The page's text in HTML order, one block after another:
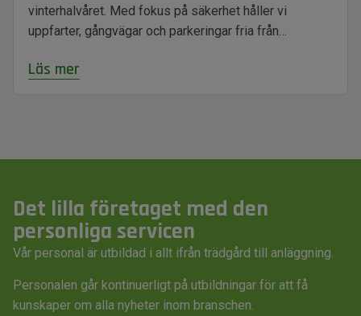
vinterhalvåret. Med fokus på säkerhet håller vi
uppfarter, gångvägar och parkeringar fria från…
Läs mer
Det lilla företaget med den
personliga servicen
Vår personal är utbildad i allt ifrån trädgård till anläggning.
Personalen går kontinuerligt på utbildningar för att få
kunskaper om alla nyheter inom branschen.